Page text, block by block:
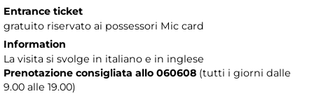
Entrance ticket
gratuito riservato ai possessori Mic card
Information
La visita si svolge in italiano e in inglese
Prenotazione consigliata allo 060608 (tutti i giorni dalle
9.00 alle 19.00)